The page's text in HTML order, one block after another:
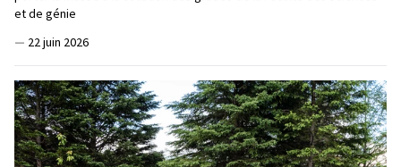
et de génie
— 22 juin 2026